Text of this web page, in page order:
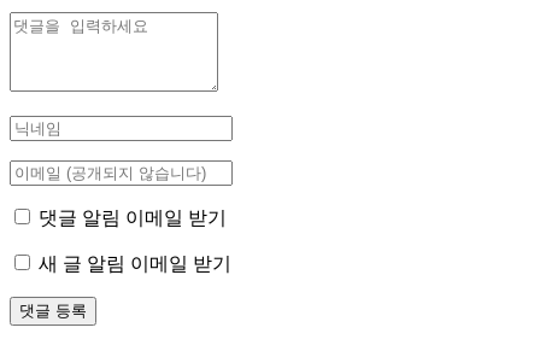
댓글 알림 이메일 받기
새 글 알림 이메일 받기